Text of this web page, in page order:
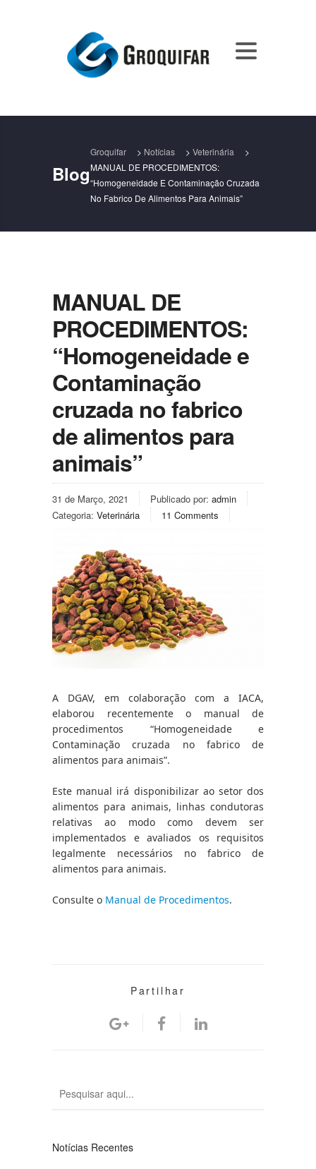
Blog
Groquifar > Notícias > Veterinária
>
MANUAL DE PROCEDIMENTOS:
“Homogeneidade E Contaminação Cruzada
No Fabrico De Alimentos Para Animais”
MANUAL DE
PROCEDIMENTOS:
“Homogeneidade e
Contaminação
cruzada no fabrico
de alimentos para
animais”
31 de Março, 2021 Publicado por: admin
Categoria: Veterinária 11 Comments
A DGAV, em colaboração com a IACA,
elaborou recentemente o manual de
procedimentos “Homogeneidade e
Contaminação cruzada no fabrico de
alimentos para animais”.
Este manual irá disponibilizar ao setor dos
alimentos para animais, linhas condutoras
relativas ao modo como devem ser
implementados e avaliados os requisitos
legalmente necessários no fabrico de
alimentos para animais.
Consulte o Manual de Procedimentos.
Partilhar
Notícias Recentes